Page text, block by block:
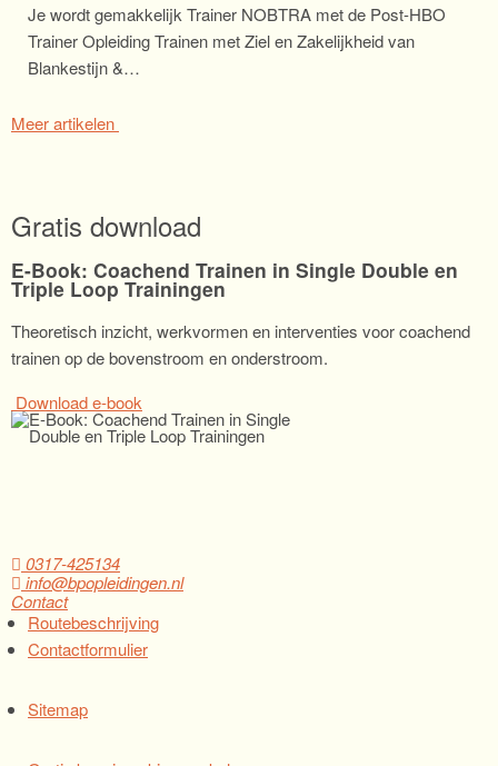
Je wordt gemakkelijk Trainer NOBTRA met de Post-HBO
Trainer Opleiding Trainen met Ziel en Zakelijkheid van
Blankestijn &…
Meer artikelen
Gratis download
E-Book: Coachend Trainen in Single Double en
Triple Loop Trainingen
Theoretisch inzicht, werkvormen en interventies voor coachend
trainen op de bovenstroom en onderstroom.
Download e-book
0317-425134
info@bpopleidingen.nl
Contact
Routebeschrijving
Contactformulier
Sitemap